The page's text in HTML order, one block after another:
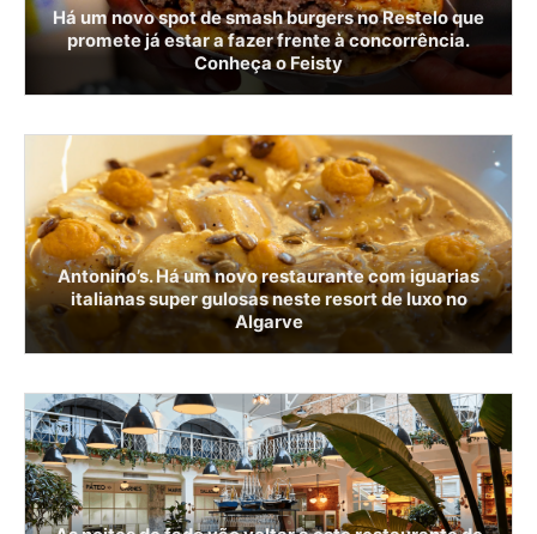
Há um novo spot de smash burgers no Restelo que
promete já estar a fazer frente à concorrência.
Conheça o Feisty
Antonino’s. Há um novo restaurante com iguarias
italianas super gulosas neste resort de luxo no
Algarve